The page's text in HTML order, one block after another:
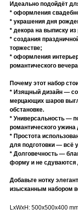
Идеально подойдёт
* оформления
* украшения дня
* декора на выписку
* создания
торжестве;
* оформления
романтического
Почему этот набор
* Изящный дизайн —
мерцающих шаров
обстановке.
* Универсальность —
романтического ужина
* Простота
для подготовки — всё
* Долговечность —
форму и не сдуваются
Добавьте нотку
изысканным набором
LxWxH: 500x500x400